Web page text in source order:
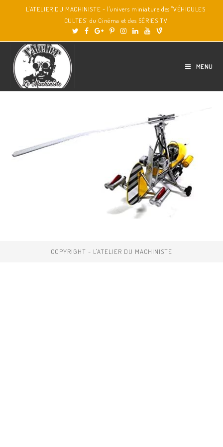
L'ATELIER DU MACHINISTE - l'univers miniature des "VÉHICULES
CULTES" du Cinéma et des SÉRIES TV
MENU
COPYRIGHT - L'ATELIER DU MACHINISTE